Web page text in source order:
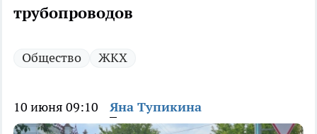
трубопроводов
Общество ЖКХ
10 июня 09:10 Яна Тупикина